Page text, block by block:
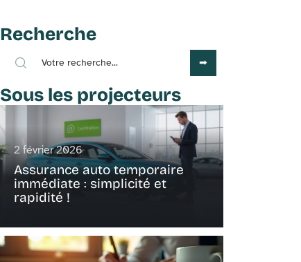
Recherche
Sous les projecteurs
2 février 2026
Assurance auto temporaire
immédiate : simplicité et
rapidité !